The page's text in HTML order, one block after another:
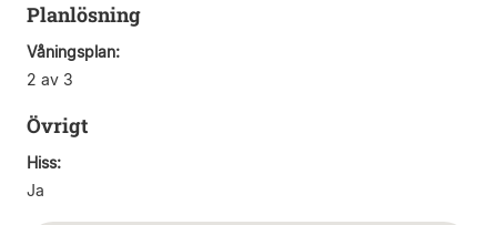
Planlösning
Våningsplan:
2 av 3
Övrigt
Hiss:
Ja